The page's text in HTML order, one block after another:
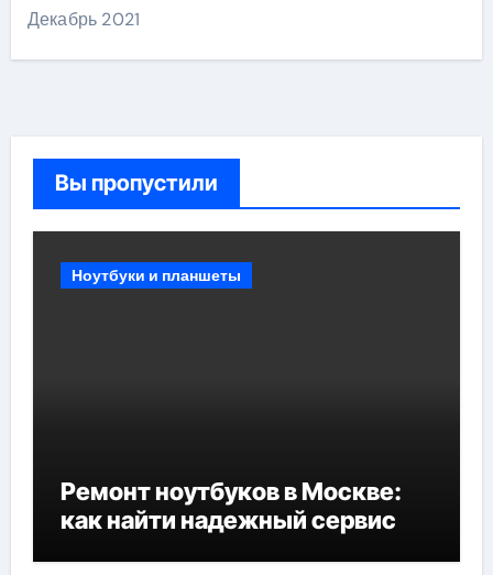
Декабрь 2021
Вы пропустили
Ноутбуки и планшеты
Ремонт ноутбуков в Москве:
как найти надежный сервис